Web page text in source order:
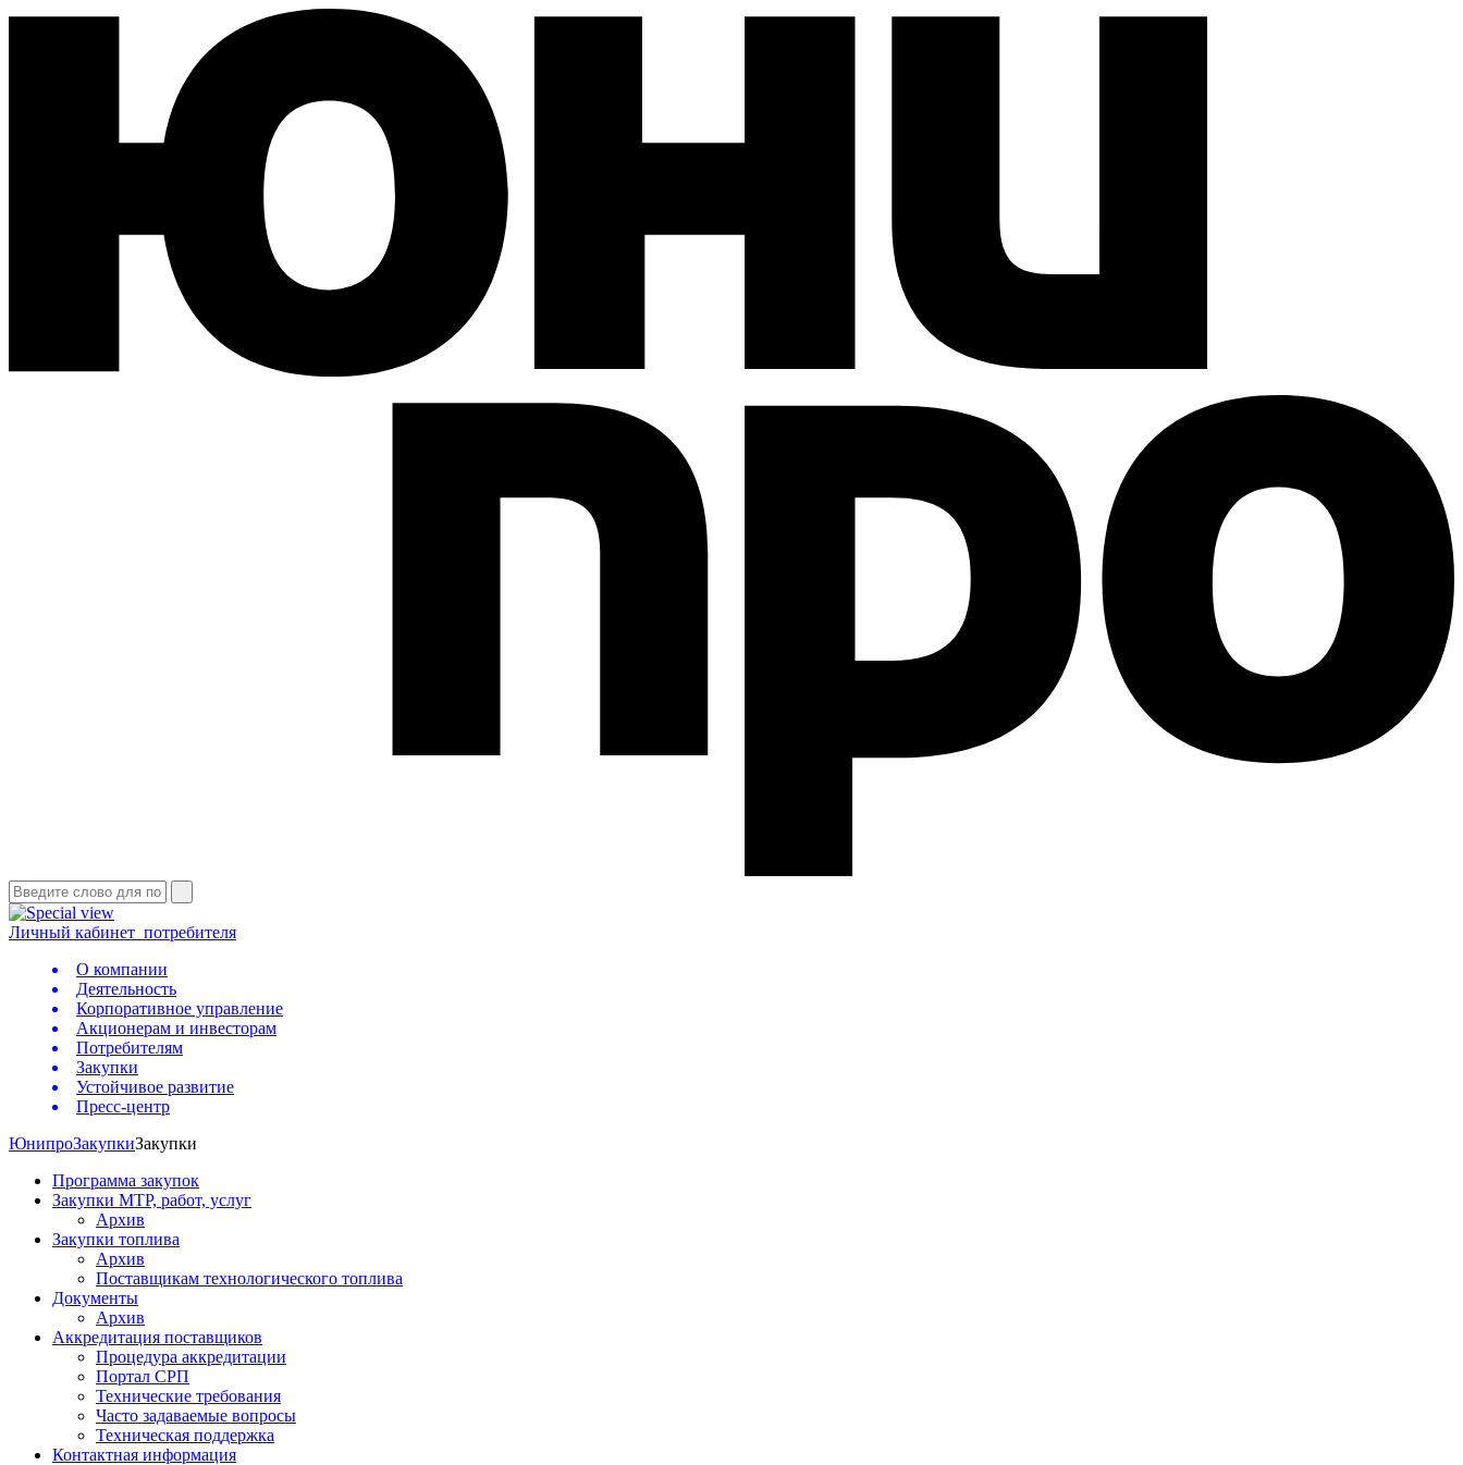
Личный кабинет потребителя
О компании
Деятельность
Корпоративное управление
Акционерам и инвесторам
Потребителям
Закупки
Устойчивое развитие
Пресс-центр
ЮнипроЗакупкиЗакупки
Программа закупок
Закупки МТР, работ, услуг
Архив
Закупки топлива
Архив
Поставщикам технологического топлива
Документы
Архив
Аккредитация поставщиков
Процедура аккредитации
Портал СРП
Технические требования
Часто задаваемые вопросы
Техническая поддержка
Контактная информация